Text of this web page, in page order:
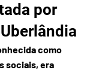
por
como
sociais, era